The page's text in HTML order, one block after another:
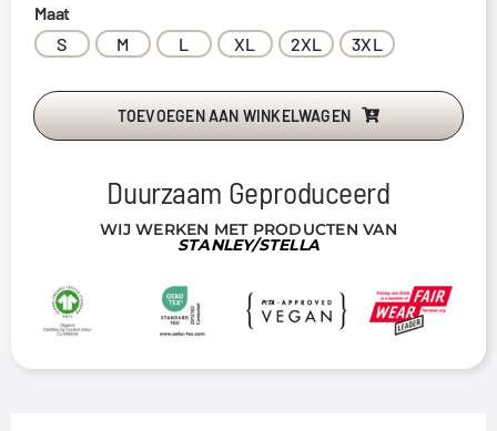
Maat
S
M L XL 2XL 3XL
TOEVOEGEN AAN WINKELWAGEN
Duurzaam Geproduceerd
WIJ WERKEN MET PRODUCTEN VAN
STANLEY/STELLA